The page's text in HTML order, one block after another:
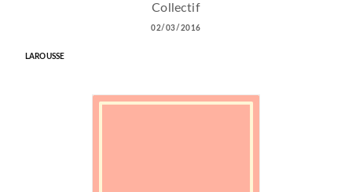
Collectif
02/03/2016
LAROUSSE